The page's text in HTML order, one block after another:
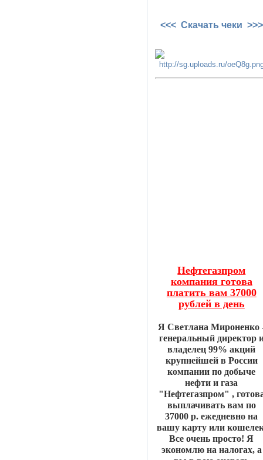
<<< Скачать чеки >>>
Нефтегазпром
компания готова
платить вам 37000
рублей в день
Я Светлана Мироненко
генеральный директор
владелец 99% акций
крупнейшей в России
компании по добыче
нефти и газа
"Нефтегазпром" ,
выплачивать вам по
37000 р. ежедневно на
вашу карту или
Все очень просто! Я
экономлю на налогах, а